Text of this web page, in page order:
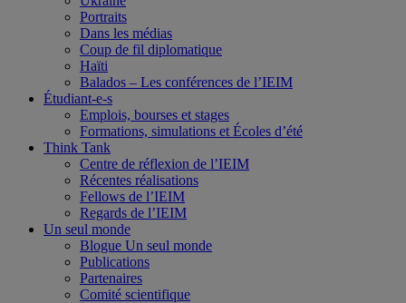
Portraits
Dans les médias
Coup de fil diplomatique
Haïti
Balados – Les conférences de l’IEIM
Étudiant-e-s
Emplois, bourses et stages
Formations, simulations et Écoles d’été
Think Tank
Centre de réflexion de l’IEIM
Récentes réalisations
Fellows de l’IEIM
Regards de l’IEIM
Un seul monde
Blogue Un seul monde
Publications
Partenaires
Comité scientifique